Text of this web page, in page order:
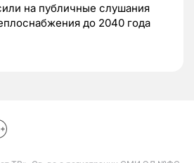
на публичные слушания
до 2040 года